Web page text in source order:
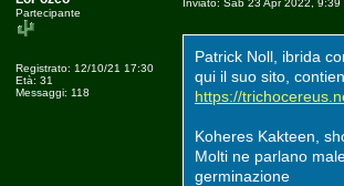
Partecipante
Registrato: 12/10/21 17:30
Età: 31
Messaggi: 118
Inviato: Sab 23 Apr 2022,
Patrick Noll, ibrida
qui il suo sito,
https://
Koheres Kakteen,
Molti ne parlano
germinazione